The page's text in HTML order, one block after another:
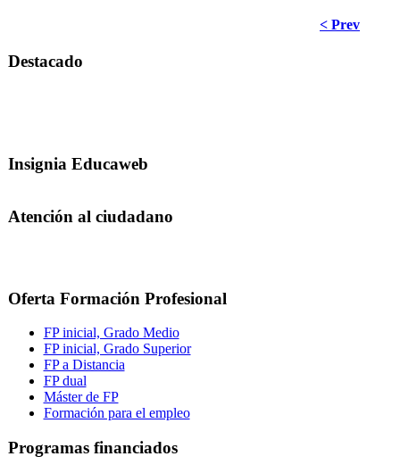
< Prev
Destacado
Insignia Educaweb
Atención al ciudadano
Oferta Formación Profesional
FP inicial, Grado Medio
FP inicial, Grado Superior
FP a Distancia
FP dual
Máster de FP
Formación para el empleo
Programas financiados